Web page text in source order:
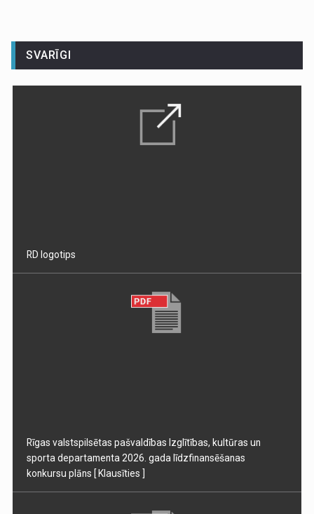
SVARĪGI
RD logotips
Rīgas valstspilsētas pašvaldības Izglītības, kultūras un
sporta departamenta 2026. gada līdzfinansēšanas
konkursu plāns [ Klausīties ]